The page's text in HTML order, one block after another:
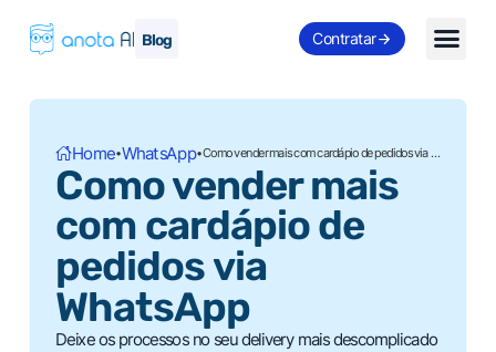
Blog Contratar
Home•WhatsApp• Como vender mais com cardápio de pedidos via WhatsApp
Como vender mais
com cardápio de
pedidos via
WhatsApp
Deixe os processos no seu delivery mais descomplicado